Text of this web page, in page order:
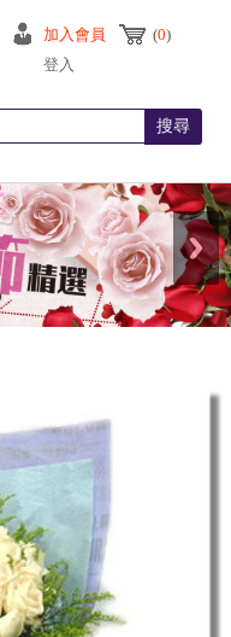
加入會員
登入
(0)
搜尋